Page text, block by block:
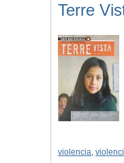
Terre
violencia,